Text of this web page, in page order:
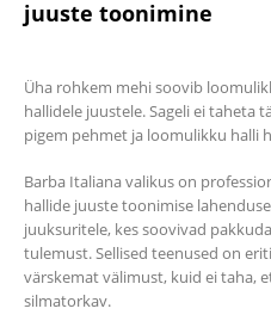
juuste toonimine
Üha rohkem mehi soovib
hallidele juustele. Sageli ei taheta
pigem pehmet ja loomulikku halli
Barba Italiana valikus on
hallide juuste toonimise
juuksuritele, kes soovivad
tulemust. Sellised teenused on
värskemat välimust, kuid ei taha,
silmatorkav.